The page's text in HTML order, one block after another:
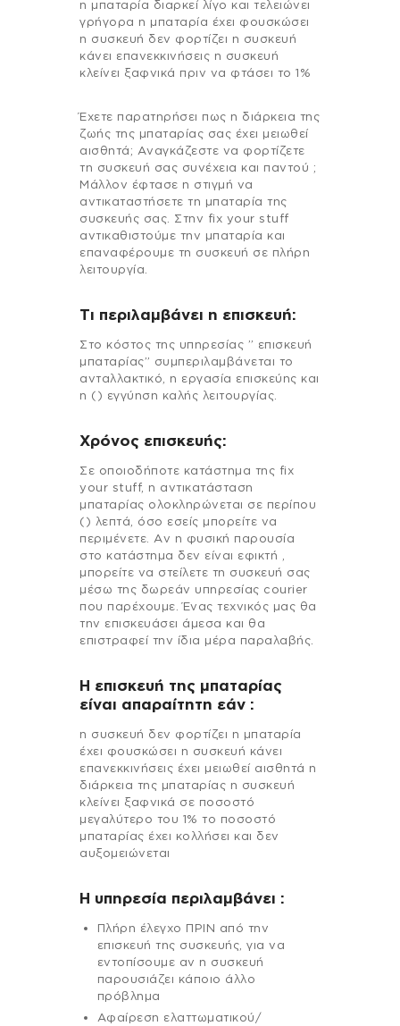
η μπαταρία διαρκεί λίγο και τελειώνει
γρήγορα η μπαταρία έχει φουσκώσει
η συσκευή δεν φορτίζει η συσκευή
κάνει επανεκκινήσεις η συσκευή
κλείνει ξαφνικά πριν να φτάσει το 1%
Έχετε παρατηρήσει πως η διάρκεια της
ζωής της μπαταρίας σας έχει μειωθεί
αισθητά; Αναγκάζεστε να φορτίζετε
τη συσκευή σας συνέχεια και παντού ;
Μάλλον έφτασε η στιγμή να
αντικαταστήσετε τη μπαταρία της
συσκευής σας. Στην fix your stuff
αντικαθιστούμε την μπαταρία και
επαναφέρουμε τη συσκευή σε πλήρη
λειτουργία.
Τι περιλαμβάνει η επισκευή:
Στo κόστος της υπηρεσίας ” επισκευή
μπαταρίας” συμπεριλαμβάνεται το
ανταλλακτικό, η εργασία επισκεύης και
η () εγγύηση καλής λειτουργίας.
Χρόνος επισκευής:
Σε οποιοδήποτε κατάστημα της fix
your stuff, η αντικατάσταση
μπαταρίας ολοκληρώνεται σε περίπου
() λεπτά, όσο εσείς μπορείτε να
περιμένετε. Αν η φυσική παρουσία
στο κατάστημα δεν είναι εφικτή ,
μπορείτε να στείλετε τη συσκευή σας
μέσω της δωρεάν υπηρεσίας courier
που παρέχουμε. Ένας τεχνικός μας θα
την επισκευάσει άμεσα και θα
επιστραφεί την ίδια μέρα παραλαβής.
Η επισκευή της μπαταρίας
είναι απαραίτητη εάν :
η συσκευή δεν φορτίζει η μπαταρία
έχει φουσκώσει η συσκευή κάνει
επανεκκινήσεις έχει μειωθεί αισθητά η
διάρκεια της μπαταρίας η συσκευή
κλείνει ξαφνικά σε ποσοστό
μεγαλύτερο του 1% το ποσοστό
μπαταρίας έχει κολλήσει και δεν
αυξομειώνεται
H υπηρεσία περιλαμβάνει :
Πλήρη έλεγχο ΠΡΙΝ από την
επισκευή της συσκευής, για να
εντοπίσουμε αν η συσκευή
παρουσιάζει κάποιο άλλο
πρόβλημα
Αφαίρεση ελαττωματικού/